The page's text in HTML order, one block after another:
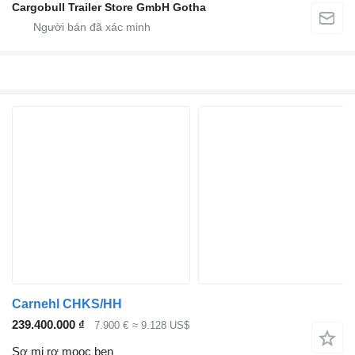
Cargobull Trailer Store GmbH Gotha
Carnehl CHKS/HH
239.400.000 ₫
7.900 € ≈ 9.128 US$
Sơ mi rơ mooc ben